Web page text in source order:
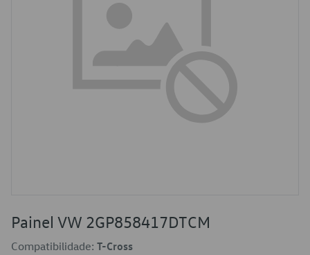
Painel VW 2GP858417DTCM
Compatibilidade: T-Cross